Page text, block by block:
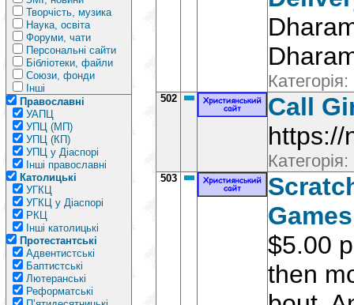
Творчість, музика
Наука, освіта
Форуми, чати
Персональні сайти
Бібліотеки, файли
Союзи, фонди
Інші
Православні
УАПЦ
УПЦ (МП)
УПЦ (КП)
УПЦ у Діаспорі
Інші православні
Католицькі
УГКЦ
УГКЦ у Діаспорі
РКЦ
Інші католицькі
Протестантські
Адвентистські
Баптистські
Лютеранські
Реформатські
Категорія:
502
Call
https://
Категорія:
503
Games
$5.00
then